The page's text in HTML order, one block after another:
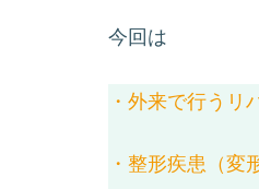
今回は
・外来で行うリ
・整形疾患（変